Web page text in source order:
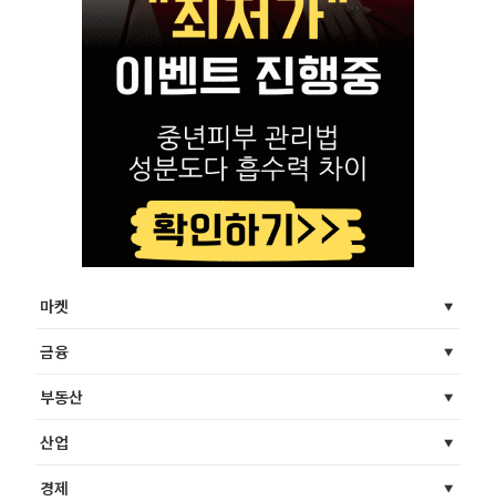
마켓
금융
부동산
산업
경제